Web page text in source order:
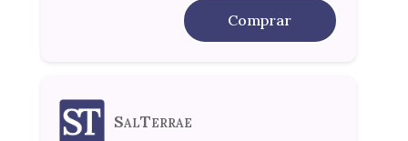
Comprar
SalTerrae